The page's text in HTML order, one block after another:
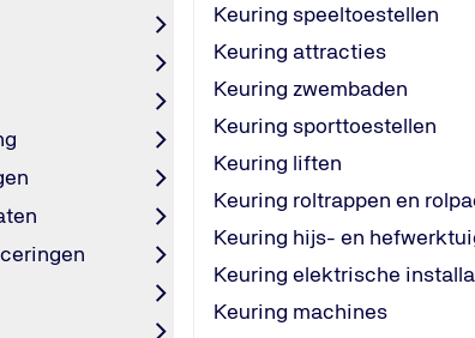
Keuring speeltoestellen
Keuring attracties
Keuring zwembaden
Keuring sporttoestellen
Keuring liften
Keuring roltrappen en
Keuring hijs- en
Keuring elektrische
Keuring machines
voor veilige en
van
SNF-specialist bij TÜV NORD